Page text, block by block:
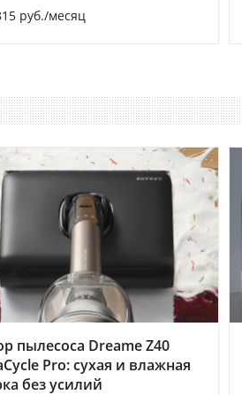
руб./месяц
пылесоса Dreame Z40
Pro: сухая и влажная
без усилий